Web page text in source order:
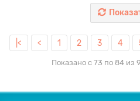
|< < 1 2 3 4
Показано с 73 по 84 из